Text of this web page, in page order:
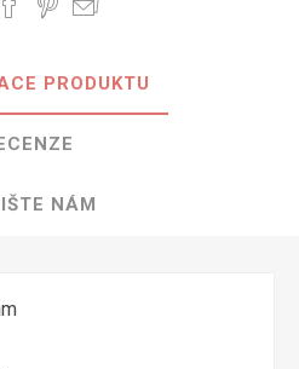
PRODUKTU
NÁM